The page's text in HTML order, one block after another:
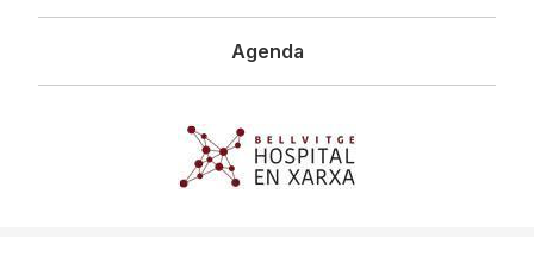
Agenda